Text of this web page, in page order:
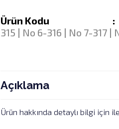
Ürün Kodu
315 | No 6-316 | No 7-317 |
Açıklama
Ürün hakkında detaylı bilgi için